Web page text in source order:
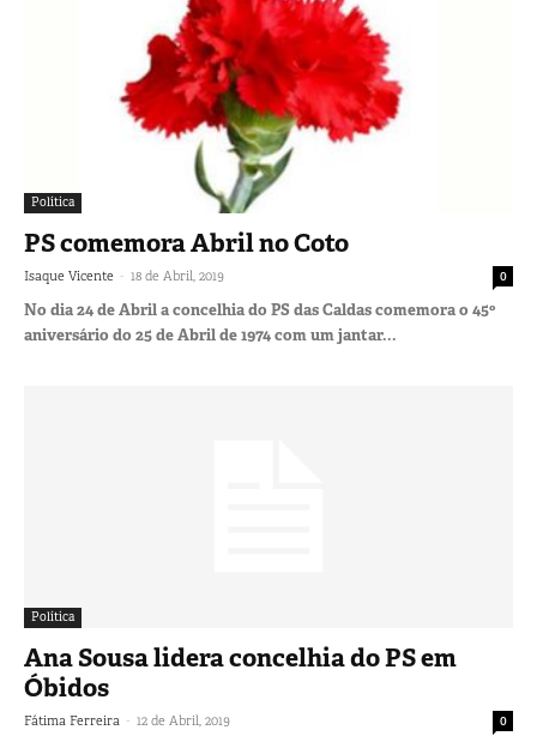
Política
PS comemora Abril no Coto
Isaque Vicente - 18 de Abril, 2019 0
No dia 24 de Abril a concelhia do PS das Caldas comemora o 45º
aniversário do 25 de Abril de 1974 com um jantar...
Política
Ana Sousa lidera concelhia do PS em
Óbidos
Fátima Ferreira - 12 de Abril, 2019 0